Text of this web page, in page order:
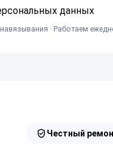
данных
· Работаем
Честный